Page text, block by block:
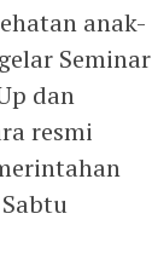
anak-
Seminar
dan
resmi